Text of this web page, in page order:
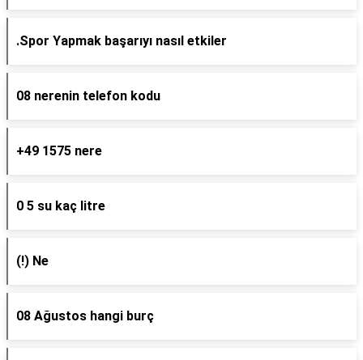
.Spor Yapmak başarıyı nasıl etkiler
08 nerenin telefon kodu
+49 1575 nere
0 5 su kaç litre
(!) Ne
08 Ağustos hangi burç